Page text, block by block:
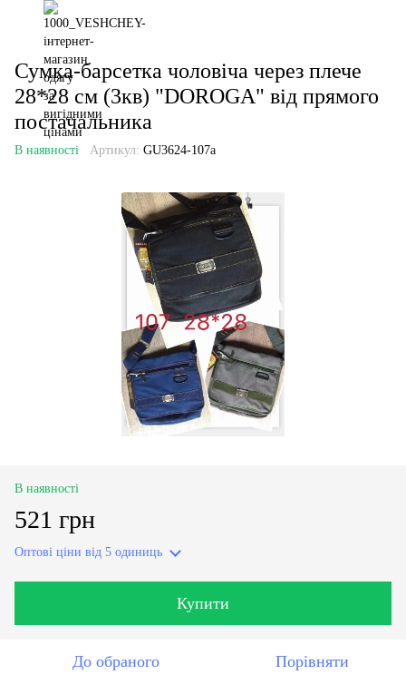
Сумка-барсетка чоловіча через плече
28*28 см (3кв) "DOROGA" від прямого
постачальника
В наявності Артикул: GU3624-107a
В наявності
521 грн
Оптові ціни від 5 одиниць
Купити
До обраного Порівняти